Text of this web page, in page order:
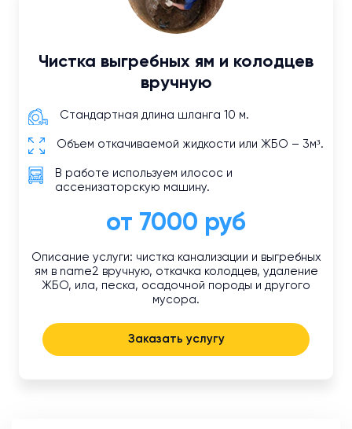
Чистка выгребных ям и колодцев
вручную
Стандартная длина шланга 10 м.
Объем откачиваемой жидкости или ЖБО – 3м³.
В работе используем илосос и
ассенизаторскую машину.
от 7000 руб
Описание услуги: чистка канализации и выгребных
ям в name2 вручную, откачка колодцев, удаление
ЖБО, ила, песка, осадочной породы и другого
мусора.
Заказать услугу